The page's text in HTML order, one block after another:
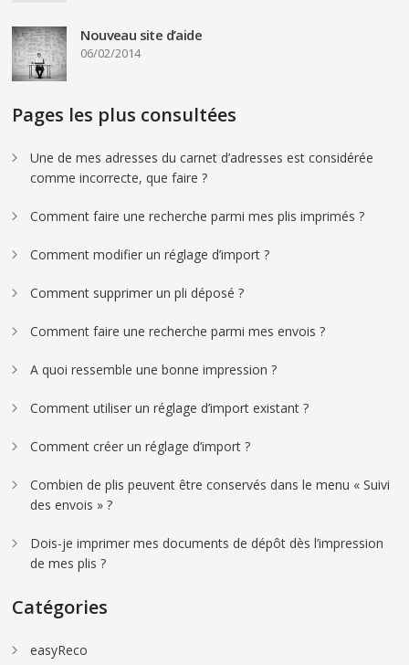
Nouveau site d’aide
06/02/2014
Pages les plus consultées
Une de mes adresses du carnet d’adresses est considérée
comme incorrecte, que faire ?
Comment faire une recherche parmi mes plis imprimés ?
Comment modifier un réglage d’import ?
Comment supprimer un pli déposé ?
Comment faire une recherche parmi mes envois ?
A quoi ressemble une bonne impression ?
Comment utiliser un réglage d’import existant ?
Comment créer un réglage d’import ?
Combien de plis peuvent être conservés dans le menu « Suivi
des envois » ?
Dois-je imprimer mes documents de dépôt dès l’impression
de mes plis ?
Catégories
easyReco